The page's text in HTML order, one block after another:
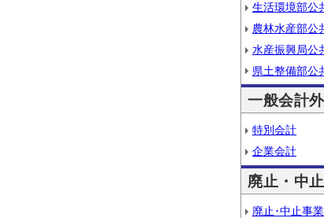
生活環境部公
農林水産部公
水産振興局公
県土整備部公
一般会計外
特別会計
企業会計
廃止・中止
廃止･中止事業